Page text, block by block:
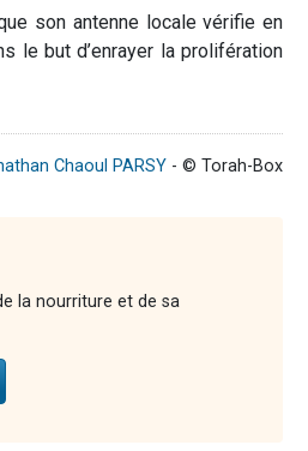
son antenne locale vérifie en
le but d’enrayer la prolifération
Chaoul PARSY - © Torah-Box
la nourriture et de sa